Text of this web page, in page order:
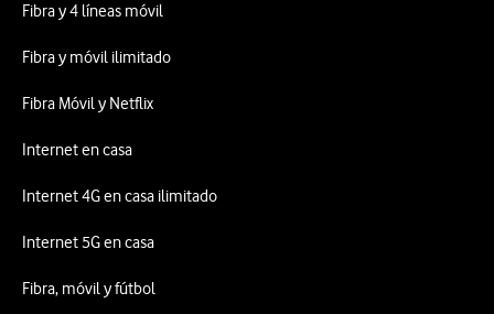
Fibra y 4 líneas móvil
Fibra y móvil ilimitado
Fibra Móvil y Netflix
Internet en casa
Internet 4G en casa ilimitado
Internet 5G en casa
Fibra, móvil y fútbol